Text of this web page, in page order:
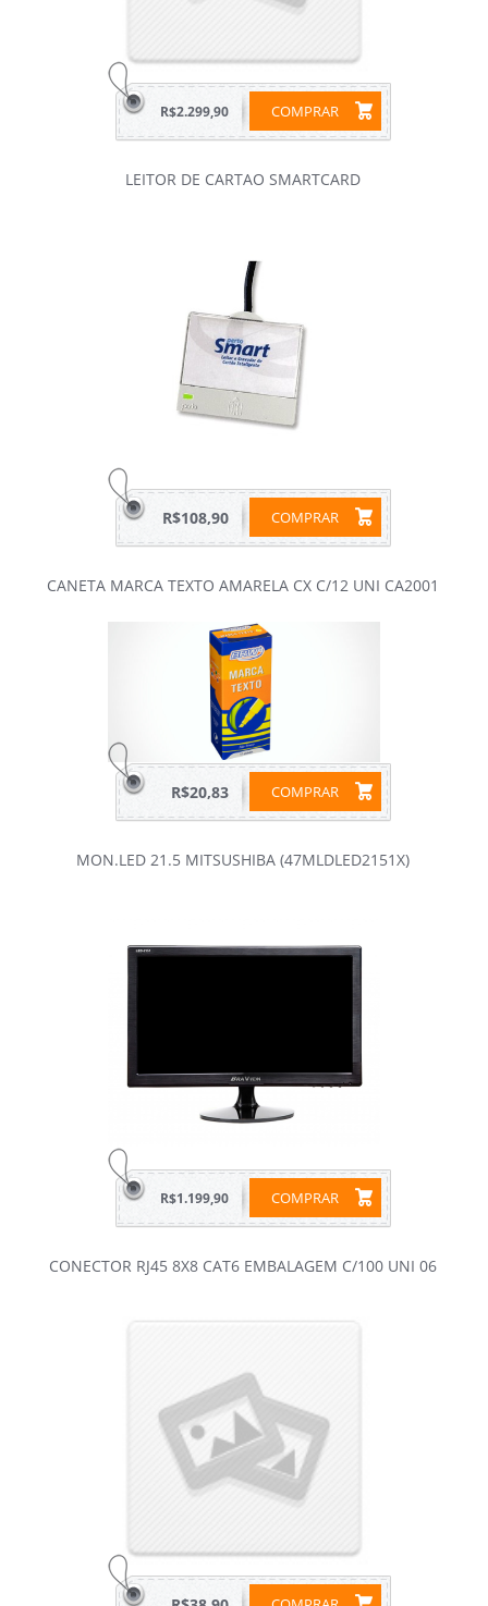
COMPRAR
R$2.299,90
LEITOR DE CARTAO SMARTCARD
COMPRAR
R$108,90
CANETA MARCA TEXTO AMARELA CX C/12 UNI CA2001
COMPRAR
R$20,83
MON.LED 21.5 MITSUSHIBA (47MLDLED2151X)
COMPRAR
R$1.199,90
CONECTOR RJ45 8X8 CAT6 EMBALAGEM C/100 UNI 06